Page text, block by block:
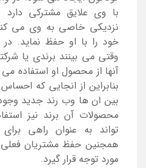
با وی علایق مشترکی
نزدیکی خاصی به وی می
خود را با او حفظ نماید. در
وقتی می بینند برندی یا
آنها از محصول او استفاده می
بنابراین از انجایی که
بین ان ها وب رند جدید
محصولات آن برند نیز
تواند به عنوان راهی
همجنین حفظ مشتریان
مورد توجه قرار گیرد.